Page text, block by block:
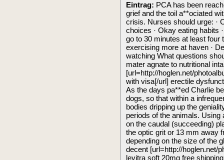
Eintrag: PCA has been
grief and the toil a**ociated
crisis. Nurses should urge: ·
choices · Okay eating habits
go to 30 minutes at least four
exercising more at haven ·
watching What questions
mater agnate to nutritional
[url=http://hoglen.net/
with visa[/url] erectile
As the days pa**ed Charlie
dogs, so that within a
bodies dripping up the
periods of the animals.
on the caudal (succeeding)
the optic grit or 1­3 mm away
depending on the size of the
decent [url=http://hoglen.net/
levitra soft 20mg free